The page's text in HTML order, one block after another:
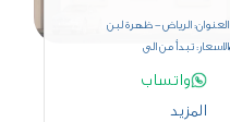
العنوان: الرياض - ظهرة لبن
الاسعار: تبدأ من الى
واتساب
المزيد